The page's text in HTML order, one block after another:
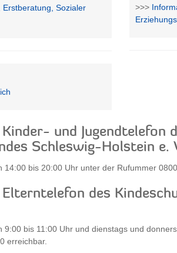
Erstberatung, Sozialer
>>>
und Jugendtelefon
Schleswig-Holstein e.
14:00 bis 20:00 Uhr unter der Rufummer
des
9:00 bis 11:00 Uhr und dienstags und
erreichbar.